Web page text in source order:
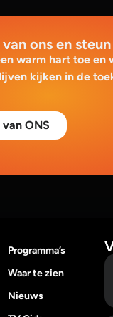
ons en
warm hart toe en
kijken in de
ONS
Programma’s
Waar te zien
Nieuws